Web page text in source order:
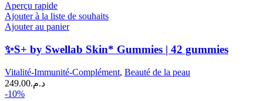
Aperçu rapide
Ajouter à la liste de souhaits
Ajouter au panier
✨S+ by Swellab Skin* Gummies | 42 gummies
Vitalité-Immunité-Complément, Beauté de la peau
د.م.249.00
-10%